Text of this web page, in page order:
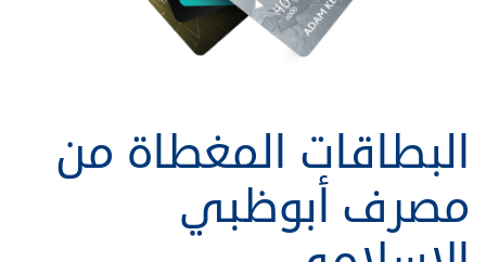
البطاقات المغطاة من
مصرف أبوظبي